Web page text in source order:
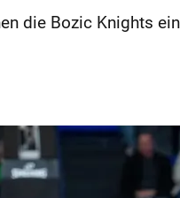
die Bozic Knights